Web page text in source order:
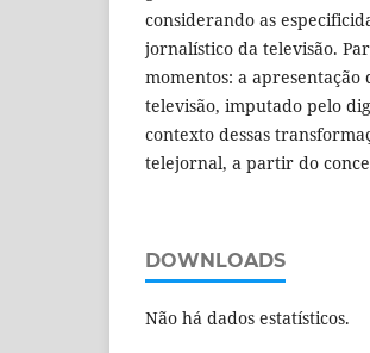
considerando as
jornalístico da televisão.
momentos: a apresentação
televisão, imputado pelo
contexto dessas
telejornal, a partir do
DOWNLOADS
Não há dados estatísticos.